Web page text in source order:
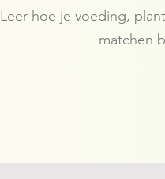
Leer hoe je voeding,
matchen